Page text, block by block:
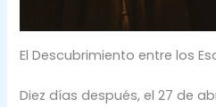
El Descubrimiento entre los
Diez días después, el 27 de